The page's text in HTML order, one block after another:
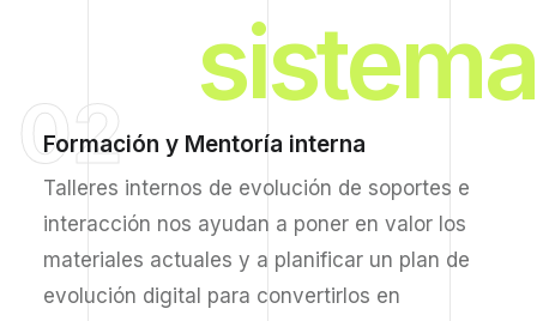
sistema
02
Formación y Mentoría interna
Talleres internos de evolución de soportes e
interacción nos ayudan a poner en valor los
materiales actuales y a planificar un plan de
evolución digital para convertirlos en